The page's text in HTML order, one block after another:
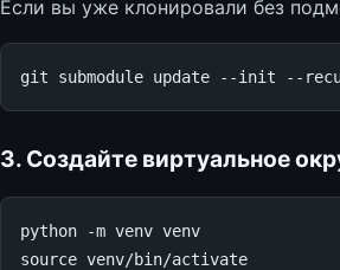
Если вы уже клонировали без
git submodule update --init
3. Создайте виртуальное
python -m venv
source